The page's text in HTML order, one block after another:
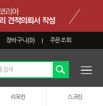
장바구니(0) | 주문조회
리모컨 스크린